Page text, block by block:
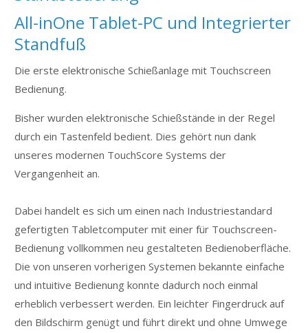
gerne schreiben:"Kontakt"
24h/ 365Tage
Schneller Kontakt
83233 Bernau am Chiemsee
info@chiemsee-shooting.de
Sie haben Fragen?
Do you have questions?
All-inOne Tablet-PC und Integrierter
Standfuß
Die erste elektronische Schießanlage mit Touchscreen
Bedienung.
Bisher wurden elektronische Schießstände in der Regel
durch ein Tastenfeld bedient. Dies gehört nun dank
unseres modernen TouchScore Systems der
Vergangenheit an.
Dabei handelt es sich um einen nach Industriestandard
gefertigten Tabletcomputer mit einer für Touchscreen-
Bedienung vollkommen neu gestalteten Bedienoberfläche.
Die von unseren vorherigen Systemen bekannte einfache
und intuitive Bedienung konnte dadurch noch einmal
erheblich verbessert werden. Ein leichter Fingerdruck auf
den Bildschirm genügt und führt direkt und ohne Umwege